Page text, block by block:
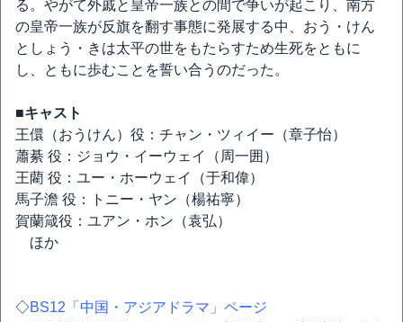
る。やがて外戚と皇帝一族との間で争いが起こり、南⽅
の皇帝一族が反旗を翻す事態に発展する中、おう・けん
としょう・きは太平の世をもたらすため生死をともに
し、ともに歩むことを誓い合うのだった。
■キャスト
王儇（おうけん）役：チャン・ツィイー（章子怡）
蕭綦 役：ジョウ・イーウェイ（周一囲）
王藺 役：ユー・ホーウェイ（于和偉）
馬子澹 役：トニー・ヤン（楊祐寧）
賀蘭箴役：ユアン・ホン（袁弘）
ほか
◇BS12「中国・アジアドラマ」ページ